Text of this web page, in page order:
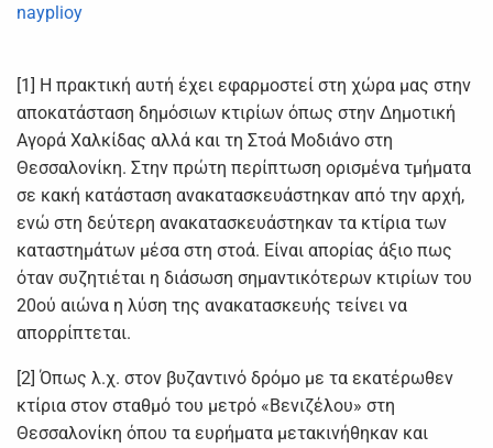
nayplioy
[1] Η πρακτική αυτή έχει εφαρμοστεί στη χώρα μας στην
αποκατάσταση δημόσιων κτιρίων όπως στην Δημοτική
Αγορά Χαλκίδας αλλά και τη Στοά Μοδιάνο στη
Θεσσαλονίκη. Στην πρώτη περίπτωση ορισμένα τμήματα
σε κακή κατάσταση ανακατασκευάστηκαν από την αρχή,
ενώ στη δεύτερη ανακατασκευάστηκαν τα κτίρια των
καταστημάτων μέσα στη στοά. Είναι απορίας άξιο πως
όταν συζητιέται η διάσωση σημαντικότερων κτιρίων του
20ού αιώνα η λύση της ανακατασκευής τείνει να
απορρίπτεται.
[2] Όπως λ.χ. στον βυζαντινό δρόμο με τα εκατέρωθεν
κτίρια στον σταθμό του μετρό «Βενιζέλου» στη
Θεσσαλονίκη όπου τα ευρήματα μετακινήθηκαν και